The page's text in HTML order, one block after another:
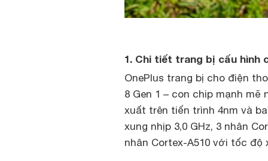
1. Chi tiết trang bị cấu hình
OnePlus trang bị cho điện
8 Gen 1 – con chip mạnh
xuất trên tiến trình 4nm và
xung nhịp 3,0 GHz, 3 nhân
nhân Cortex-A510 với tốc độ